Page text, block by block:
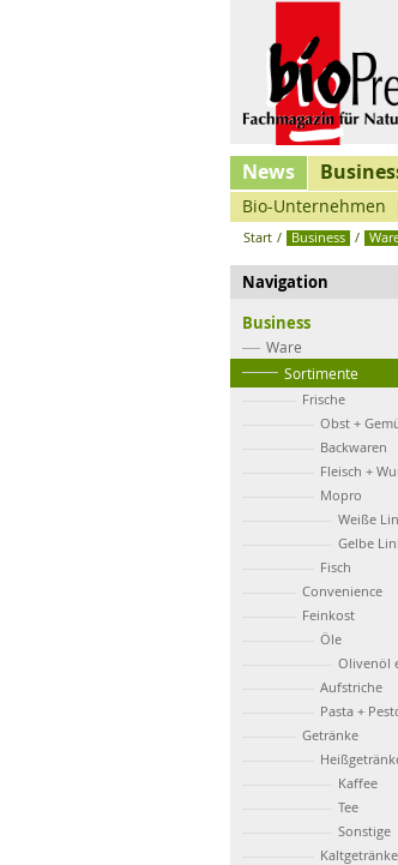
News
Bio-Unternehmen
Start / Business /
Navigation
Business
Ware
Sortimente
Frische
Obst +
Backwaren
Fleisch +
Mopro
Weiße
Gelbe
Fisch
Convenience
Feinkost
Öle
Olivenöl
Aufstriche
Pasta +
Getränke
Kaffee
Tee
Sonstige
Kaltgetränke